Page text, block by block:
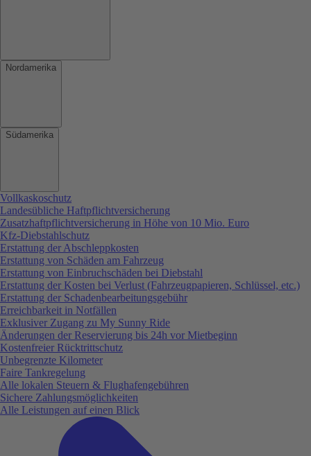
Nordamerika
Südamerika
Vollkaskoschutz
Landesübliche Haftpflichtversicherung
Zusatzhaftpflichtversicherung in Höhe von 10 Mio. Euro
Kfz-Diebstahlschutz
Erstattung der Abschleppkosten
Erstattung von Schäden am Fahrzeug
Erstattung von Einbruchschäden bei Diebstahl
Erstattung der Kosten bei Verlust (Fahrzeugpapieren, Schlüssel, etc.)
Erstattung der Schadenbearbeitungsgebühr
Erreichbarkeit in Notfällen
Exklusiver Zugang zu My Sunny Ride
Änderungen der Reservierung bis 24h vor Mietbeginn
Kostenfreier Rücktrittschutz
Unbegrenzte Kilometer
Faire Tankregelung
Alle lokalen Steuern & Flughafengebühren
Sichere Zahlungsmöglichkeiten
Alle Leistungen auf einen Blick